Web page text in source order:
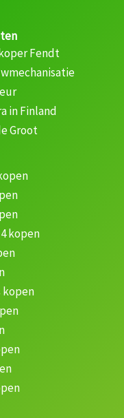
Fendt
in Finland
Groot
kopen
kopen